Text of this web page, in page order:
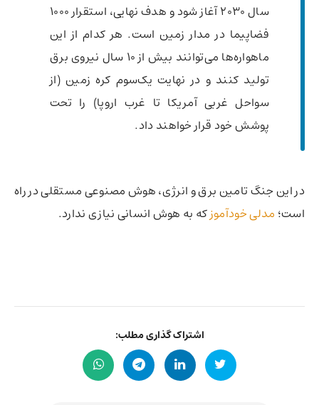
سال ۲۰۳۰ آغاز شود و هدف نهایی، استقرار ۱۰۰۰
فضاپیما در مدار زمین است. هر کدام از این
ماهواره‌ها می‌توانند بیش از ۱۰ سال نیروی برق
تولید کنند و در نهایت یک‌سوم کره زمین (از
سواحل غربی آمریکا تا غرب اروپا) را تحت
پوشش خود قرار خواهند داد.
در این جنگ تامین برق و انرژی، هوش مصنوعی مستقلی در راه
است؛ مدلی خودآموزکه به هوش انسانی نیازی ندارد.
اشتراک گذاری مطلب: